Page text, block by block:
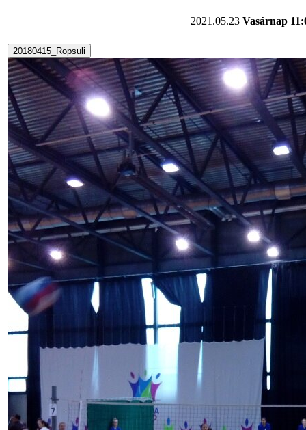
2021.05.23 Vasárnap
20180415_Ropsuli